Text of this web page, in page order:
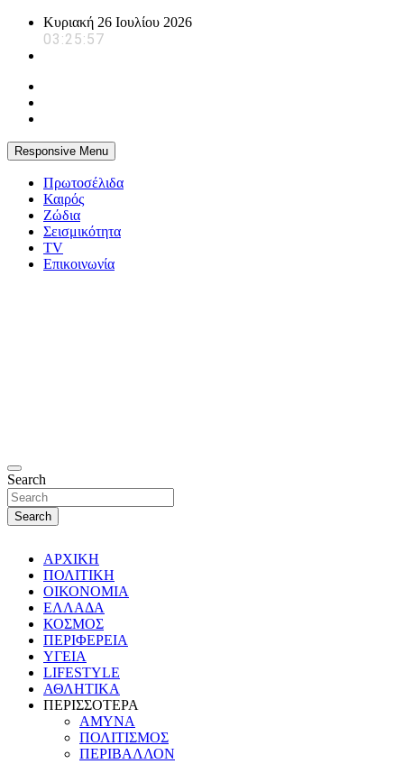
Skip
content
Κυριακή 26 Ιουλίου 2026
03:25:58
Responsive Menu
Πρωτοσέλιδα
Καιρός
Ζώδια
Σεισμικότητα
TV
Επικοινωνία
Search
Search
ΑΡΧΙΚΗ
ΠΟΛΙΤΙΚΗ
ΟΙΚΟΝΟΜΙΑ
ΕΛΛΑΔΑ
ΚΟΣΜΟΣ
ΠΕΡΙΦΕΡΕΙΑ
ΥΓΕΙΑ
LIFESTYLE
ΑΘΛΗΤΙΚΑ
ΠΕΡΙΣΣΟΤΕΡΑ
ΑΜΥΝΑ
ΠΟΛΙΤΙΣΜΟΣ
ΠΕΡΙΒΑΛΛΟΝ